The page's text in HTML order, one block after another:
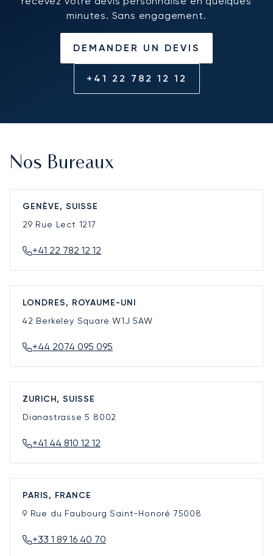
minutes. Sans engagement.
DEMANDER UN DEVIS
+41 22 782 12 12
Nos Bureaux
GENÈVE, SUISSE
29 Rue Lect 1217
+41 22 782 12 12
LONDRES, ROYAUME-UNI
42 Berkeley SquareW1J 5AW
+44 2074 095 095
ZURICH, SUISSE
Dianastrasse 5 8002
+41 44 810 12 12
PARIS, FRANCE
9 Rue du Faubourg Saint-Honoré 75008
+33 1 89 16 40 70